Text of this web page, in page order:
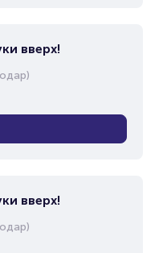
вверх!
вверх!